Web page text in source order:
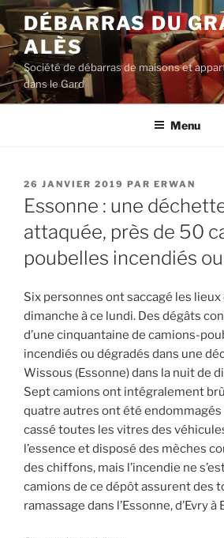
Aller
au
contenu
principal
DÉBARRAS DU
ALÈS
Société de débarras de maisons et
dans le Gard
Menu
PUBLIÉ
LE
26 JANVIER 2019 PAR ERWAN
Essonne : une
attaquée, près de 50
poubelles incendiés
Six personnes ont saccagé les lieux
dimanche à ce lundi. Des dégâts
d’une cinquantaine de camions-
incendiés ou dégradés dans une
Wissous (Essonne) dans la nuit de
Sept camions ont intégralement
quatre autres ont été endommagés
cassé toutes les vitres des
l’essence et disposé des mèches
des chiffons, mais l’incendie ne
camions de ce dépôt assurent des
ramassage dans l’Essonne, d’Evry à